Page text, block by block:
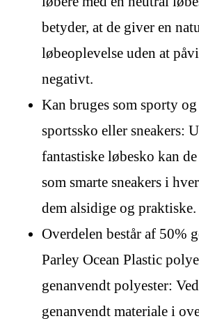
betyder, at de giver en
løbeoplevelse uden at
negativt.
Kan bruges som sporty
sportssko eller sneakers:
fantastiske løbesko kan
som smarte sneakers i
dem alsidige og praktiske.
Overdelen består af 50%
Parley Ocean Plastic
genanvendt polyester:
genanvendt materiale i